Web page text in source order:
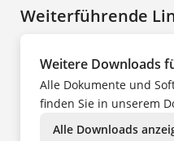
ZH
HU
IT
NL
NO
PL
PT
SV
TR
ZH
Weiterführende
Weitere Downloads
Alle Dokumente und
finden Sie in unserem
Alle Downloads